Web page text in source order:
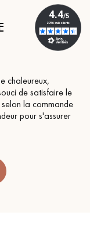
chaleureux,
de satisfaire le
la commande
pour s'assurer